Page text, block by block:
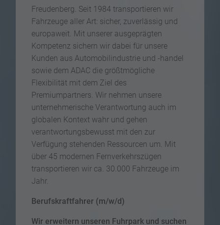
Freudenberg. Seit 1984 transportieren wir
Fahrzeuge aller Art: sicher, zuverlässig und
europaweit. Mit unserer ausgeprägten
Kompetenz sichern wir dabei für unsere
Kunden aus Automobilindustrie und -handel
sowie dem ADAC die größtmögliche
Flexibilität mit dem Ziel des
Premiumpartners. Wir nehmen unsere
unternehmerische Verantwortung auch im
globalen Kontext wahr und gehen
verantwortungsbewusst mit den zur
Verfügung stehenden Ressourcen um. Mit
über 45 modernen Fernverkehrszügen
transportieren wir ca. 30.000 Fahrzeuge im
Jahr.
Berufskraftfahrer (m/w/d)
Wir erweitern unseren Fuhrpark und suchen